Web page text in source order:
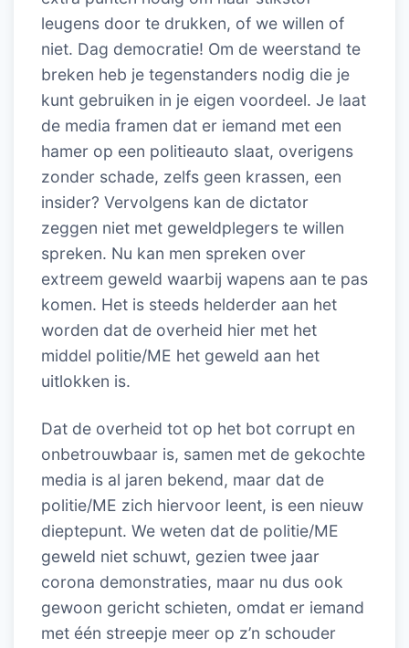
leugens door te drukken, of we willen of
niet. Dag democratie! Om de weerstand te
breken heb je tegenstanders nodig die je
kunt gebruiken in je eigen voordeel. Je laat
de media framen dat er iemand met een
hamer op een politieauto slaat, overigens
zonder schade, zelfs geen krassen, een
insider? Vervolgens kan de dictator
zeggen niet met geweldplegers te willen
spreken. Nu kan men spreken over
extreem geweld waarbij wapens aan te pas
komen. Het is steeds helderder aan het
worden dat de overheid hier met het
middel politie/ME het geweld aan het
uitlokken is.
Dat de overheid tot op het bot corrupt en
onbetrouwbaar is, samen met de gekochte
media is al jaren bekend, maar dat de
politie/ME zich hiervoor leent, is een nieuw
dieptepunt. We weten dat de politie/ME
geweld niet schuwt, gezien twee jaar
corona demonstraties, maar nu dus ook
gewoon gericht schieten, omdat er iemand
met één streepje meer op z’n schouder